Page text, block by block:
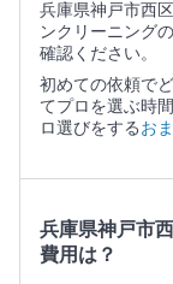
兵庫県神戸市西
ンクリーニング
確認ください。
初めての依頼で
てプロを選ぶ時
ロ選びをする お
兵庫県神戸市
費用は？